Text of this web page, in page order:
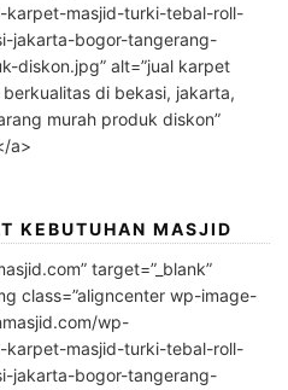
masjid-turki-tebal-roll-
jakarta-bogor-tangerang-
diskon.jpg” alt=”jual karpet
di bekasi, jakarta,
murah produk diskon”
a>
KEBUTUHAN MASJID
target=”_blank”
class=”aligncenter wp-image-
wp-
masjid-turki-tebal-roll-
jakarta-bogor-tangerang-